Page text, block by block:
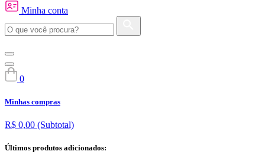
Minha conta
0
Minhas compras
R$ 0,00 (Subtotal)
Últimos produtos adicionados: